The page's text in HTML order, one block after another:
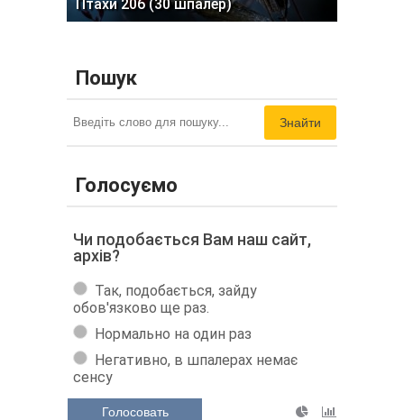
Птахи 206 (30 шпалер)
Пошук
Знайти
Голосуємо
Чи подобається Вам наш сайт,
архів?
Так, подобається, зайду
обов'язково ще раз.
Нормально на один раз
Негативно, в шпалерах немає
сенсу
Голосовать